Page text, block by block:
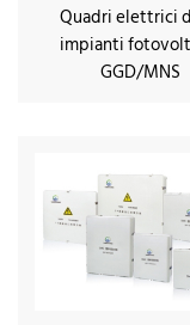
Quadri elettrici
impianti
GGD/MNS